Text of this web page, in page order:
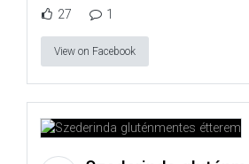
27 1
View on Facebook